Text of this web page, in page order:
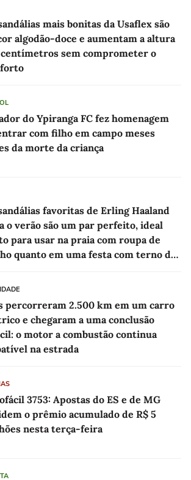
mais bonitas da Usaflex são
algodão-doce e aumentam a altura
sem comprometer o
do Ypiranga FC fez homenagem
com filho em campo meses
da morte da criança
favoritas de Erling Haaland
o verão são um par perfeito, ideal
para usar na praia com roupa de
quanto em uma festa com terno de
percorreram 2.500 km em um carro
e chegaram a uma conclusão
o motor a combustão continua
na estrada
3753: Apostas do ES e de MG
o prêmio acumulado de R$ 5
nesta terça-feira